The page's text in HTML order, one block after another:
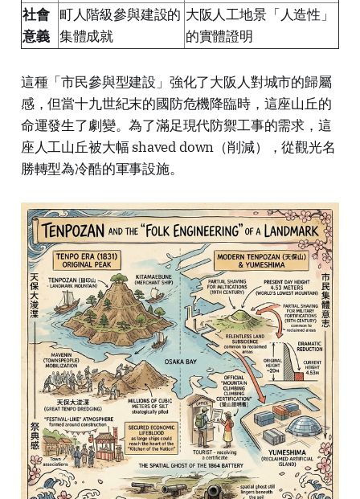
社會
意義
町人階級參與建設的
集體成就
大阪人工地景「人造性」
的實體證明
這種「市民參與型建設」強化了大阪人對城市的歸屬
感，但當十九世紀末的國防危機降臨時，這座山丘的
命運發生了劇變。為了滿足現代防禦工事的需求，這
座人工山丘被大幅 shaved down（削減），從觀光名
勝轉型為冷酷的軍事設施。